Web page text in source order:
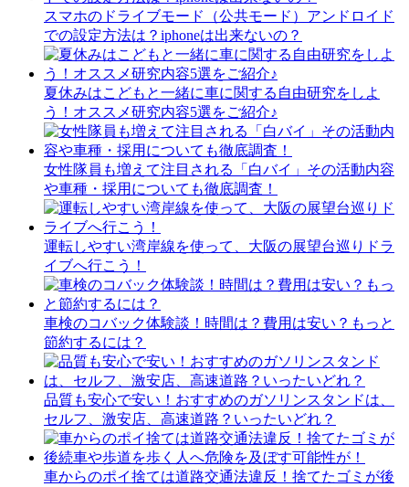
スマホのドライブモード（公共モード）アンドロイド
での設定方法は？iphoneは出来ないの？
夏休みはこどもと一緒に車に関する自由研究をしよ
う！オススメ研究内容5選をご紹介♪
女性隊員も増えて注目される「白バイ」その活動内容
や車種・採用についても徹底調査！
運転しやすい湾岸線を使って、大阪の展望台巡りドラ
イブへ行こう！
車検のコバック体験談！時間は？費用は安い？もっと
節約するには？
品質も安心で安い！おすすめのガソリンスタンドは、
セルフ、激安店、高速道路？いったいどれ？
車からのポイ捨ては道路交通法違反！捨てたゴミが後